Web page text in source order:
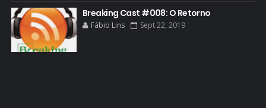
HCATV AWARDS
HCATV AWARDS 2022
HECTOR SALAMANCA
Breaking Cast #008: O Retorno
Fábio Lins Sept 22, 2019